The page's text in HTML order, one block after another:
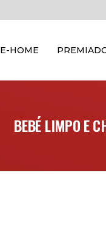
E-HOME
BEBÉ LIMPO E